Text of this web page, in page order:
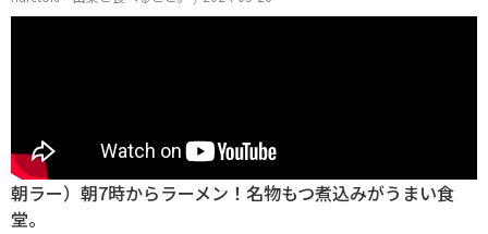
朝ラー）朝7時からラーメン！名物もつ煮込みがうまい食
堂。